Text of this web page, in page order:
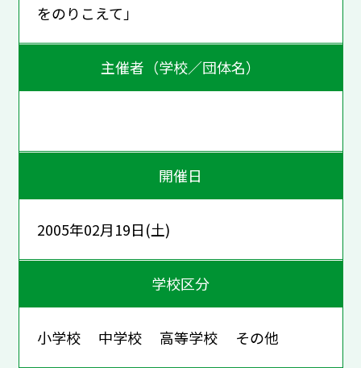
をのりこえて」
主催者（学校／団体名）
開催日
2005年02月19日(土)
学校区分
小学校 中学校 高等学校 その他